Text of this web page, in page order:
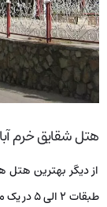
هتل شقایق خرم
از دیگر بهترین هتل‌